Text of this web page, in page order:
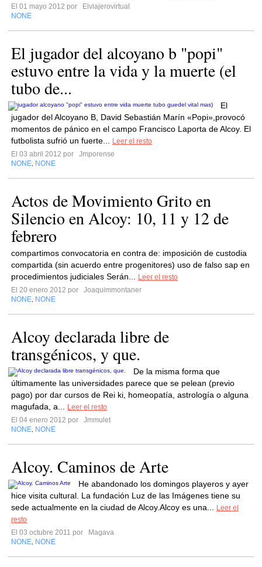
El 01 mayo 2012 por
Elviajerovirtual
NONE
El jugador del alcoyano b "popi"
estuvo entre la vida y la muerte (el
tubo de...
­El
jugador del Alcoyano B, David Sebastián Marín «Popi»,provocó
momentos de pánico en el campo Francisco Laporta de Alcoy. El
futbolista sufrió un fuerte...
Leer el resto
El 03 abril 2012 por
Jmporense
NONE NONE
Actos de Movimiento Grito en
Silencio en Alcoy: 10, 11 y 12 de
febrero
compartimos convocatoria en contra de: imposición de custodia
compartida (sin acuerdo entre progenitores) uso de falso sap en
procedimientos judiciales Serán...
Leer el resto
El 20 enero 2012 por
Joaquimmontaner
NONE NONE
Alcoy declarada libre de
transgénicos, y que.
De la misma forma que
últimamente las universidades parece que se pelean (previo
pago) por dar cursos de Rei ki, homeopatía, astrología o alguna
magufada, a...
Leer el resto
El 04 enero 2012 por
Jmmulet
NONE NONE
Alcoy. Caminos de Arte
He abandonado los domingos playeros y ayer
hice visita cultural. La fundación Luz de las Imágenes tiene su
sede actualmente en la ciudad de Alcoy.Alcoy es una...
Leer el
resto
El 03 octubre 2011 por
Magava
NONE NONE